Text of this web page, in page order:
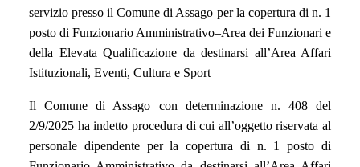
servizio presso il Comune di Assago per la copertura di n. 1
posto di Funzionario Amministrativo–Area dei Funzionari e
della Elevata Qualificazione da destinarsi all’Area Affari
Istituzionali, Eventi, Cultura e Sport
Il Comune di Assago con determinazione n. 408 del
2/9/2025 ha indetto procedura di cui all’oggetto riservata al
personale dipendente per la copertura di n. 1 posto di